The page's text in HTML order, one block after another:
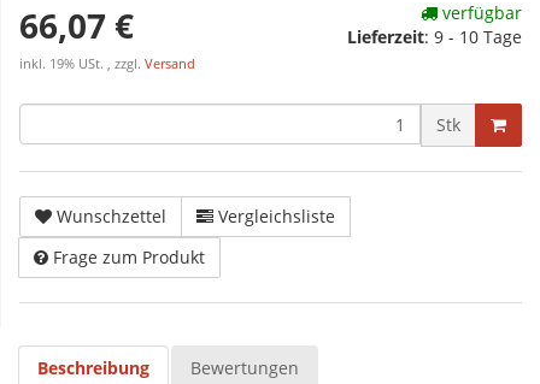
66,07 €
inkl. 19% USt. , zzgl. Versand
verfügbar
Lieferzeit: 9 - 10 Tage
Stk
Wunschzettel
Vergleichsliste
Frage zum Produkt
Beschreibung Bewertungen